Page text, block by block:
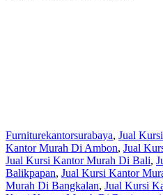
Furniturekantorsurabaya, Jual
Kantor Murah Di Ambon, Jual
Jual Kursi Kantor Murah Di Bali,
Balikpapan, Jual Kursi Kantor
Murah Di Bangkalan, Jual Kursi